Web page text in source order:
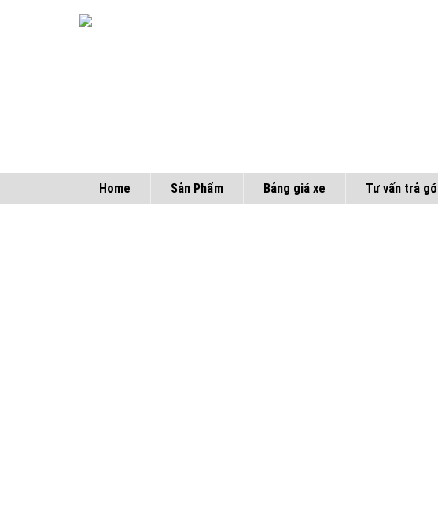
Home Sản Phẩm Bảng giá xe Tư vấn trả